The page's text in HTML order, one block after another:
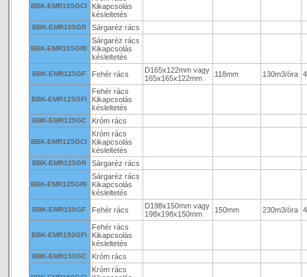
BBK-EMR105GCI
Kikapcsolás
késleltetés
BBK-EMR105GR Sárgaréz rács
BBK-EMR105GRI
Sárgaréz rács
Kikapcsolás
késleltetés
BBK-EMR125GF Fehér rács
D165x122mm vagy
165x165x122mm
118mm 130m3/óra
BBK-EMR125GFI
Fehér rács
Kikapcsolás
késleltetés
BBK-EMR125GC Króm rács
BBK-EMR125GCI
Króm rács
Kikapcsolás
késleltetés
BBK-EMR125GR Sárgaréz rács
BBK-EMR125GRI
Sárgaréz rács
Kikapcsolás
késleltetés
BBK-EMR150GF Fehér rács
D198x150mm vagy
198x198x150mm
150mm 230m3/óra
BBK-EMR150GFI
Fehér rács
Kikapcsolás
késleltetés
BBK-EMR150GC Króm rács
Króm rács